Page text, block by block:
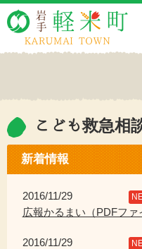
こども救急相
新着情報
2016/11/29
広報かるまい（PDFファ
2016/11/29